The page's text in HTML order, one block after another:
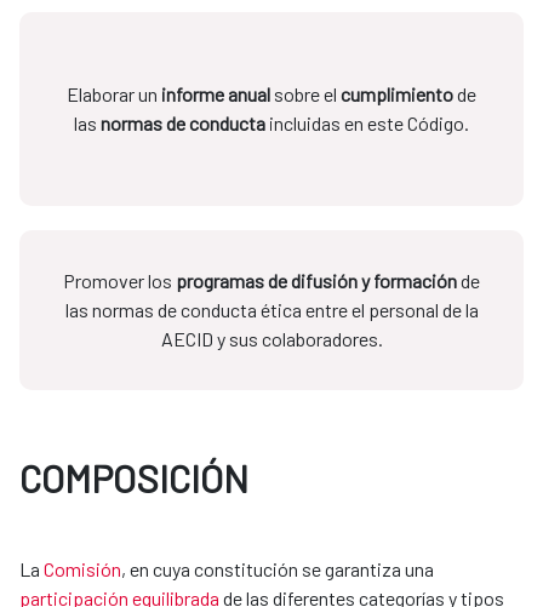
Elaborar un informe anual sobre el cumplimientode
las normas de conducta incluidas en este Código.
Promover los programas de difusión y formaciónde
las normas de conducta ética entre el personal de la
AECID y sus colaboradores.
COMPOSICIÓN
La Comisión, en cuya constitución se garantiza una
participación equilibrada de las diferentes categorías y tipos